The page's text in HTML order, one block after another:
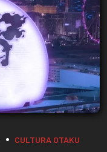
• CULTURA OTAKU